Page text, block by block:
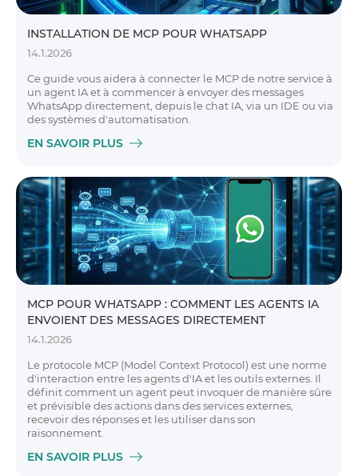
INSTALLATION DE MCP POUR WHATSAPP
14.1.2026
Ce guide vous aidera à connecter le MCP de notre service à
un agent IA et à commencer à envoyer des messages
WhatsApp directement, depuis le chat IA, via un IDE ou via
des systèmes d'automatisation.
EN SAVOIR PLUS
MCP POUR WHATSAPP : COMMENT LES AGENTS IA
ENVOIENT DES MESSAGES DIRECTEMENT
14.1.2026
Le protocole MCP (Model Context Protocol) est une norme
d'interaction entre les agents d'IA et les outils externes. Il
définit comment un agent peut invoquer de manière sûre
et prévisible des actions dans des services externes,
recevoir des réponses et les utiliser dans son
raisonnement.
EN SAVOIR PLUS